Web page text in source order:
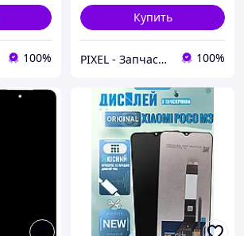
100%
Купить
PIXEL - Запчастини для телефону 100%